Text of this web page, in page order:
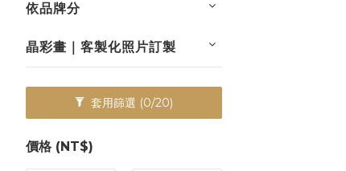
依品牌分
晶彩畫｜客製化照片訂製
套用篩選 (0/20)
價格 (NT$)